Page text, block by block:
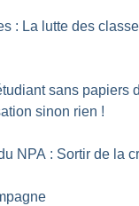
: La lutte des
sans papiers
sinon rien !
NPA : Sortir de la